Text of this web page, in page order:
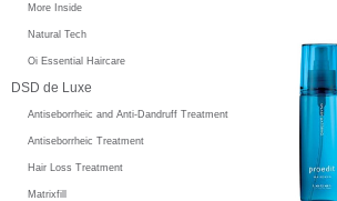
More Inside
Natural Tech
Oi Essential Haircare
DSD de Luxe
Antiseborrheic and Anti-Dandruff Treatment
Antiseborrheic Treatment
Hair Loss Treatment
Matrixfill